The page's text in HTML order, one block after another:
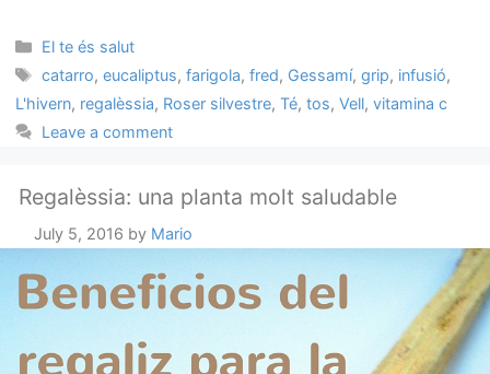
Categories
El te és salut
Tags
catarro, eucaliptus, farigola, fred, Gessamí, grip, infusió,
L'hivern, regalèssia, Roser silvestre,Té,tos,Vell,vitamina c
Leave a comment
Regalèssia: una planta molt saludable
July 5, 2016 by Mario